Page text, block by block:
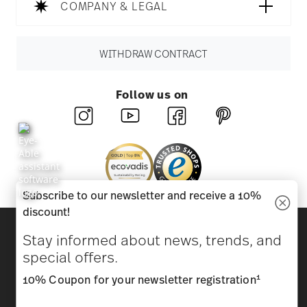
COMPANY & LEGAL
WITHDRAW CONTRACT
Follow us on
Beauty & functionality for your home
Homepage General terms and conditions
Privacy
Subscribe to our newsletter and receive a 10%
discount!
Stay informed about news, trends, and
special offers.
10% Coupon for your newsletter registration1